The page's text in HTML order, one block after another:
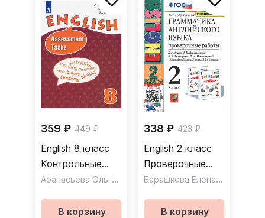
359 ₽ 449 ₽
English 8 класс
Контрольные
задания. ФГОС Афанасьева Ольга Васильевна
В корзину
338 ₽ 423 ₽
English 2 класс
Проверочные
работы к
Верещагиной
Барашкова Елена Александровна
В корзину